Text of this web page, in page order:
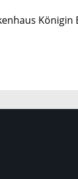
Königin